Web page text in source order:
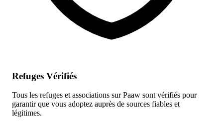
Refuges Vérifiés
Tous les refuges et associations sur Paaw sont vérifiés pour
garantir que vous adoptez auprès de sources fiables et
légitimes.